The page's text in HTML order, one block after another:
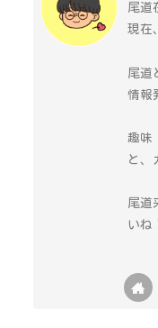
尾道
現在
尾道
情報
趣味
と、
尾道
いね